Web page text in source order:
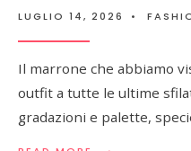
LUGLIO 14, 2026 •
Il marrone che abbiamo
outfit a tutte le ultime
gradazioni e palette,